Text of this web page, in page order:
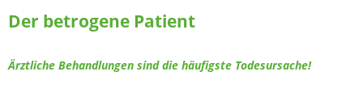
Der betrogene Patient
Ärztliche Behandlungen sind die häufigste Todesursache!